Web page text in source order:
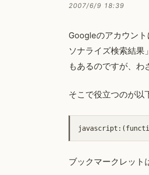
2007/6/9 18:39
Googleのアカウン
ソナライズ検索結果
もあるのですが、わ
そこで役立つのが以
ブックマークレット